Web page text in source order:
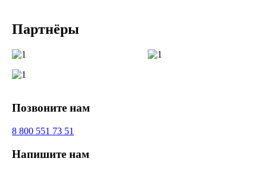
Партнёры
Позвоните нам
8 800 551 73 51
Напишите нам